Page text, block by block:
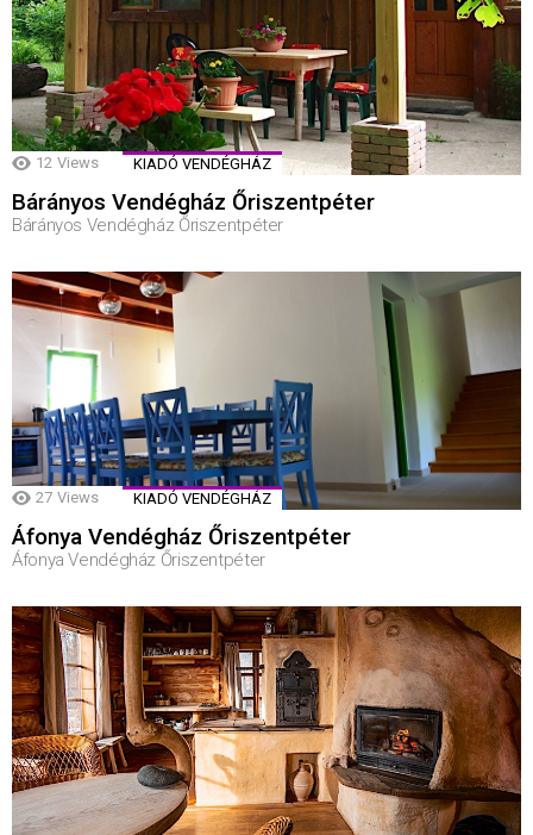
12 Views KIADÓ VENDÉGHÁZ
Bárányos Vendégház Őriszentpéter
Bárányos Vendégház Őriszentpéter
27 Views KIADÓ VENDÉGHÁZ
Áfonya Vendégház Őriszentpéter
Áfonya Vendégház Őriszentpéter